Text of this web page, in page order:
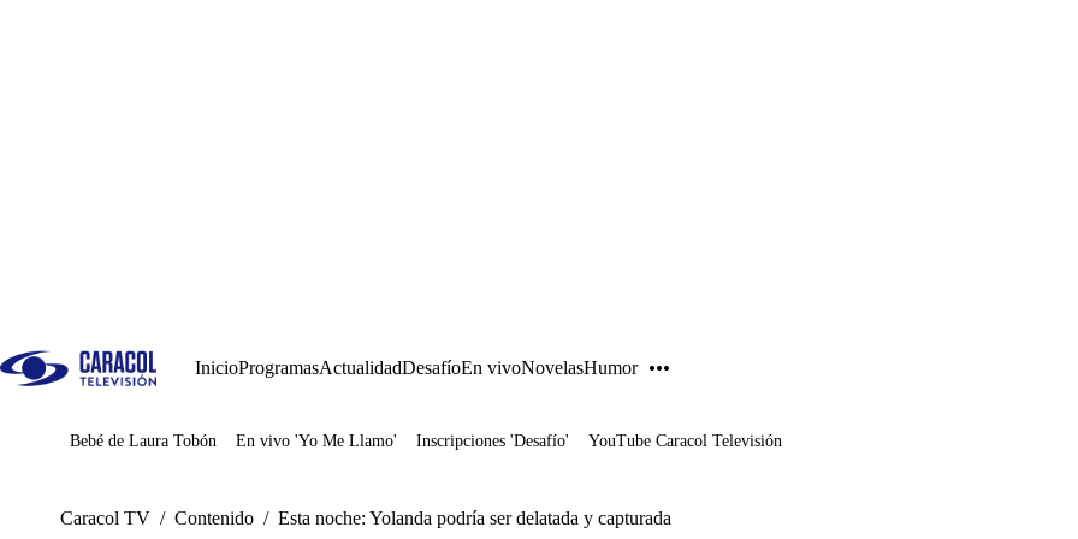
InicioProgramasActualidadDesafíoEn vivoNovelasHumor
Juegos
Bebé de Laura Tobón En vivo 'Yo Me Llamo' Inscripciones 'Desafío' YouTube Caracol Televisión
Caracol TV / Contenido / Esta noche: Yolanda podría ser delatada y capturada